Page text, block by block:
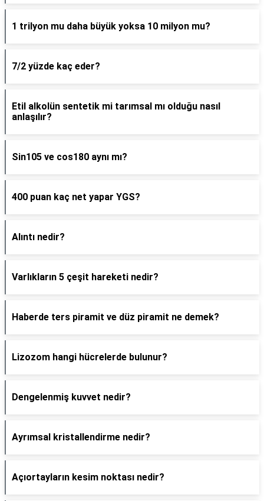
1 trilyon mu daha büyük yoksa 10 milyon mu?
7/2 yüzde kaç eder?
Etil alkolün sentetik mi tarımsal mı olduğu nasıl
anlaşılır?
Sin105 ve cos180 aynı mı?
400 puan kaç net yapar YGS?
Alıntı nedir?
Varlıkların 5 çeşit hareketi nedir?
Haberde ters piramit ve düz piramit ne demek?
Lizozom hangi hücrelerde bulunur?
Dengelenmiş kuvvet nedir?
Ayrımsal kristallendirme nedir?
Açıortayların kesim noktası nedir?